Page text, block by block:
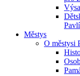
Městys
O městysi